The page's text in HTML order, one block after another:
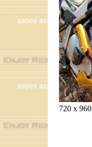
720 x 960